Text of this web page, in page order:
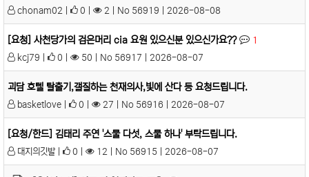
chonam02 | 0 | 2 | No 56919 | 2026-08-08
[요청] 사천당가의 검은머리 cia 요원 있으신분 있으신가요??
1
kcj79 |
0 | 50 | No 56917 | 2026-08-07
괴담 호텔 탈출기,갤질하는 천재의사,빛에 산다 등 요청드립니다.
basketlove | 0 | 27 | No 56916 | 2026-08-07
[요청/한드] 김태리 주연 '스물 다섯, 스물 하나' 부탁드립니다.
대지의깃발 | 0 | 12 | No 56915 | 2026-08-07